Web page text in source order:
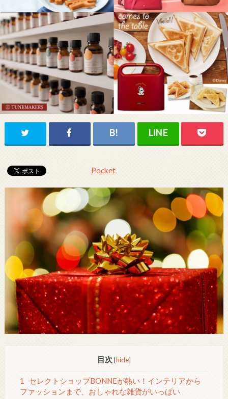
Pocket
目次 [hide]
1
セレクトショップBONNEが熱い！インテリアから
ファッションまで、おしゃれな雑貨がいっぱい